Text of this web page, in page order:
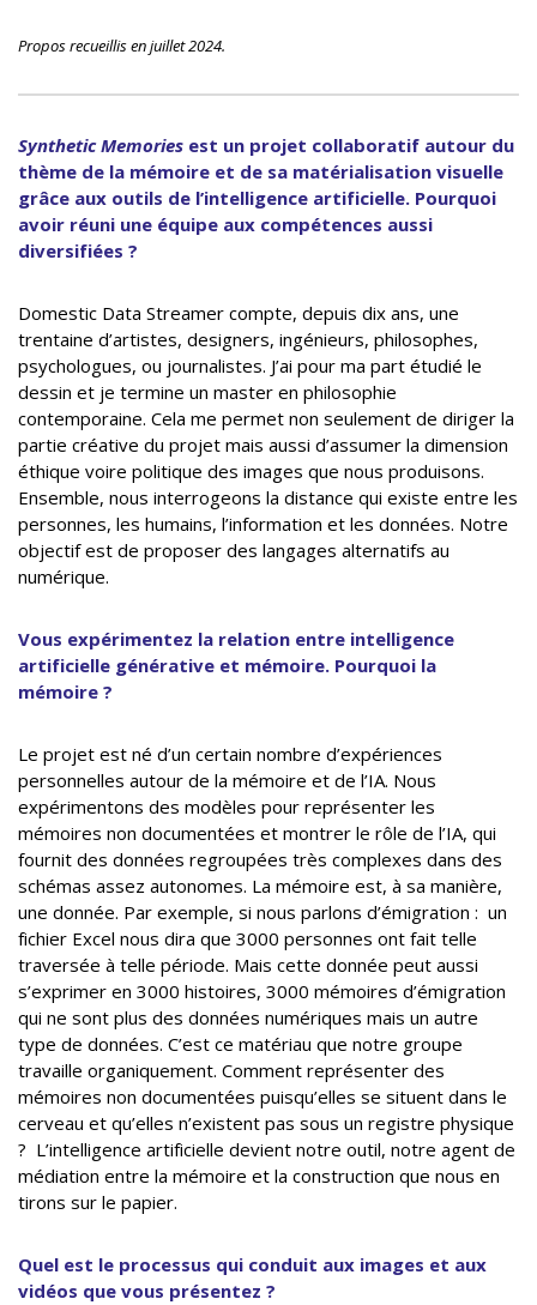
Propos recueillis en juillet 2024.
Synthetic Memories est un projet collaboratif autour du
thème de la mémoire et de sa matérialisation visuelle
grâce aux outils de l’intelligence artificielle. Pourquoi
avoir réuni une équipe aux compétences aussi
diversifiées ?
Domestic Data Streamer compte, depuis dix ans, une
trentaine d’artistes, designers, ingénieurs, philosophes,
psychologues, ou journalistes. J’ai pour ma part étudié le
dessin et je termine un master en philosophie
contemporaine. Cela me permet non seulement de diriger la
partie créative du projet mais aussi d’assumer la dimension
éthique voire politique des images que nous produisons.
Ensemble, nous interrogeons la distance qui existe entre les
personnes, les humains, l’information et les données. Notre
objectif est de proposer des langages alternatifs au
numérique.
Vous expérimentez la relation entre intelligence
artificielle générative et mémoire. Pourquoi la
mémoire ?
Le projet est né d’un certain nombre d’expériences
personnelles autour de la mémoire et de l’IA. Nous
expérimentons des modèles pour représenter les
mémoires non documentées et montrer le rôle de l’IA, qui
fournit des données regroupées très complexes dans des
schémas assez autonomes. La mémoire est, à sa manière,
une donnée. Par exemple, si nous parlons d’émigration : un
fichier Excel nous dira que 3000 personnes ont fait telle
traversée à telle période. Mais cette donnée peut aussi
s’exprimer en 3000 histoires, 3000 mémoires d’émigration
qui ne sont plus des données numériques mais un autre
type de données. C’est ce matériau que notre groupe
travaille organiquement. Comment représenter des
mémoires non documentées puisqu’elles se situent dans le
cerveau et qu’elles n’existent pas sous un registre physique
? L’intelligence artificielle devient notre outil, notre agent de
médiation entre la mémoire et la construction que nous en
tirons sur le papier.
Quel est le processus qui conduit aux images et aux
vidéos que vous présentez ?